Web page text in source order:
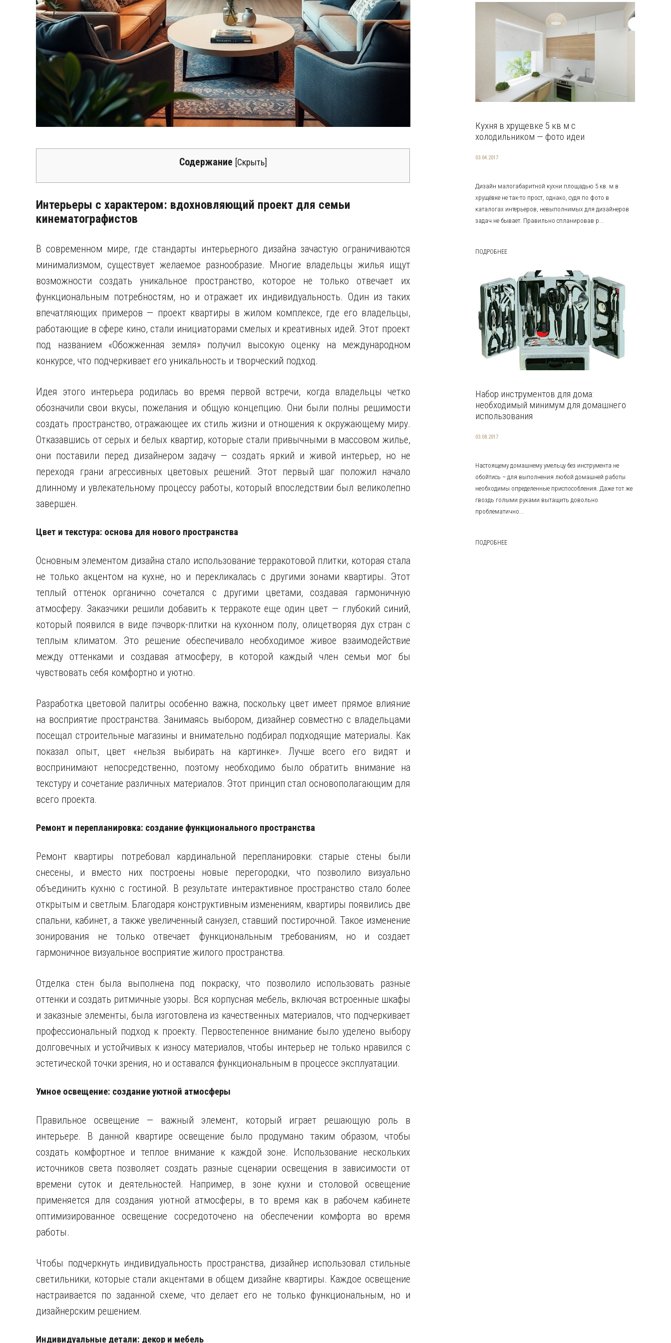
Содержание [Скрыть]
Интерьеры с характером: вдохновляющий проект для семьи
кинематографистов
В современном мире, где стандарты интерьерного дизайна зачастую ограничиваются
минимализмом, существует желаемое разнообразие. Многие владельцы жилья ищут
возможности создать уникальное пространство, которое не только отвечает их
функциональным потребностям, но и отражает их индивидуальность. Один из таких
впечатляющих примеров — проект квартиры в жилом комплексе, где его владельцы,
работающие в сфере кино, стали инициаторами смелых и креативных идей. Этот проект
под названием «Обожженная земля» получил высокую оценку на международном
конкурсе, что подчеркивает его уникальность и творческий подход.
Идея этого интерьера родилась во время первой встречи, когда владельцы четко
обозначили свои вкусы, пожелания и общую концепцию. Они были полны решимости
создать пространство, отражающее их стиль жизни и отношения к окружающему миру.
Отказавшись от серых и белых квартир, которые стали привычными в массовом жилье,
они поставили перед дизайнером задачу — создать яркий и живой интерьер, но не
переходя грани агрессивных цветовых решений. Этот первый шаг положил начало
длинному и увлекательному процессу работы, который впоследствии был великолепно
завершен.
Цвет и текстура: основа для нового пространства
Основным элементом дизайна стало использование терракотовой плитки, которая стала
не только акцентом на кухне, но и перекликалась с другими зонами квартиры. Этот
теплый оттенок органично сочетался с другими цветами, создавая гармоничную
атмосферу. Заказчики решили добавить к терракоте еще один цвет — глубокий синий,
который появился в виде пэчворк-плитки на кухонном полу, олицетворяя дух стран с
теплым климатом. Это решение обеспечивало необходимое живое взаимодействие
между оттенками и создавая атмосферу, в которой каждый член семьи мог бы
чувствовать себя комфортно и уютно.
Разработка цветовой палитры особенно важна, поскольку цвет имеет прямое влияние
на восприятие пространства. Занимаясь выбором, дизайнер совместно с владельцами
посещал строительные магазины и внимательно подбирал подходящие материалы. Как
показал опыт, цвет «нельзя выбирать на картинке». Лучше всего его видят и
воспринимают непосредственно, поэтому необходимо было обратить внимание на
текстуру и сочетание различных материалов. Этот принцип стал основополагающим для
всего проекта.
Ремонт и перепланировка: создание функционального пространства
Ремонт квартиры потребовал кардинальной перепланировки: старые стены были
снеcены, и вместо них построены новые перегородки, что позволило визуально
объединить кухню с гостиной. В результате интерактивное пространство стало более
открытым и светлым. Благодаря конструктивным изменениям, квартиры появились две
спальни, кабинет, а также увеличенный санузел, ставший постирочной. Такое изменение
зонирования не только отвечает функциональным требованиям, но и создает
гармоничное визуальное восприятие жилого пространства.
Отделка стен была выполнена под покраску, что позволило использовать разные
оттенки и создать ритмичные узоры. Вся корпусная мебель, включая встроенные шкафы
и заказные элементы, была изготовлена из качественных материалов, что подчеркивает
профессиональный подход к проекту. Первостепенное внимание было уделено выбору
долговечных и устойчивых к износу материалов, чтобы интерьер не только нравился с
эстетической точки зрения, но и оставался функциональным в процессе эксплуатации.
Умное освещение: создание уютной атмосферы
Правильное освещение — важный элемент, который играет решающую роль в
интерьере. В данной квартире освещение было продумано таким образом, чтобы
создать комфортное и теплое внимание к каждой зоне. Использование нескольких
источников света позволяет создать разные сценарии освещения в зависимости от
времени суток и деятельностей. Например, в зоне кухни и столовой освещение
применяется для создания уютной атмосферы, в то время как в рабочем кабинете
оптимизированное освещение сосредоточено на обеспечении комфорта во время
работы.
Чтобы подчеркнуть индивидуальность пространства, дизайнер использовал стильные
светильники, которые стали акцентами в общем дизайне квартиры. Каждое освещение
настраивается по заданной схеме, что делает его не только функциональным, но и
дизайнерским решением.
Индивидуальные детали: декор и мебель
Кухня в хрущевке 5 кв м с
холодильником — фото идеи
03.04.2017
Дизайн малогабаритной кухни площадью 5 кв. м в
хрущёвке не так-то прост, однако, судя по фото в
каталогах интерьеров, невыполнимых для дизайнеров
задач не бывает. Правильно спланировав р...
ПОДРОБНЕЕ
Набор инструментов для дома:
необходимый минимум для домашнего
использования
03.08.2017
Настоящему домашнему умельцу без инструмента не
обойтись – для выполнения любой домашней работы
необходимы определенные приспособления. Даже тот же
гвоздь голыми руками вытащить довольно
проблематично...
ПОДРОБНЕЕ